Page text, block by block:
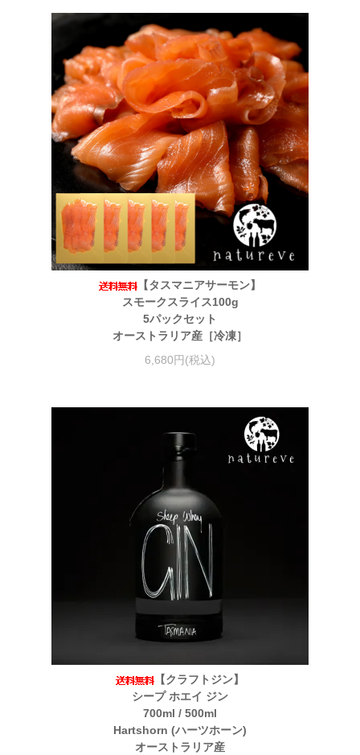
【タスマニアサーモン】
スモークスライス100g
5パックセット
オーストラリア産［冷凍］
6,680円(税込)
【クラフトジン】
シープ ホエイ ジン
700ml / 500ml
Hartshorn (ハーツホーン)
オーストラリア産